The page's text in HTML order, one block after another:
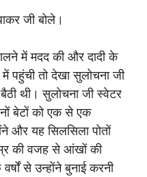
जी बोले।
में मदद की और दादी के
पहुंची तो देखा सुलोचना जी
थी। सुलोचना जी स्वेटर
बेटों को एक से एक
और यह सिलसिला पोतों
की वजह से आंखों की
से उन्होंने बुनाई करनी